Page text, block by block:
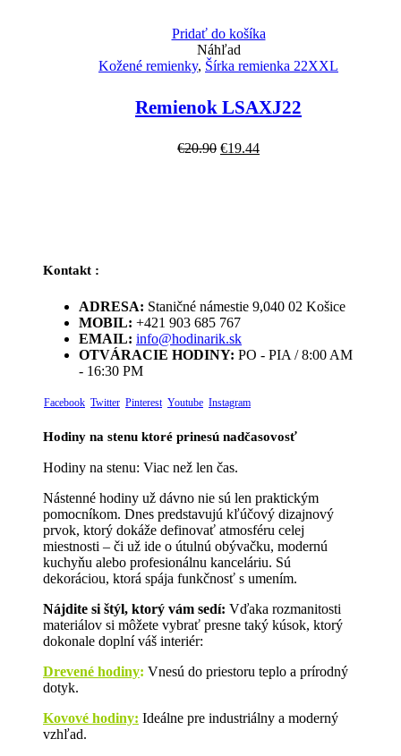
Pridať do košíka
Náhľad
Kožené remienky, Šírka remienka 22XXL
Remienok LSAXJ22
€20.90 Pôvodná
€19.44Aktuálna
Kontakt :
ADRESA: Staničné námestie 9,040 02 Košice
MOBIL: +421 903 685 767
EMAIL: info@hodinarik.sk
OTVÁRACIE HODINY: PO - PIA / 8:00 AM
- 16:30 PM
Facebook Twitter Pinterest Youtube Instagram
Hodiny na stenu ktoré prinesú nadčasovosť
Hodiny na stenu: Viac než len čas.
Nástenné hodiny už dávno nie sú len praktickým
pomocníkom. Dnes predstavujú kľúčový dizajnový
prvok, ktorý dokáže definovať atmosféru celej
miestnosti – či už ide o útulnú obývačku, modernú
kuchyňu alebo profesionálnu kanceláriu. Sú
dekoráciou, ktorá spája funkčnosť s umením.
Nájdite si štýl, ktorý vám sedí: Vďaka rozmanitosti
materiálov si môžete vybrať presne taký kúsok, ktorý
dokonale doplní váš interiér:
Drevené hodiny: Vnesú do priestoru teplo a prírodný
dotyk.
Kovové hodiny: Ideálne pre industriálny a moderný
vzhľad.